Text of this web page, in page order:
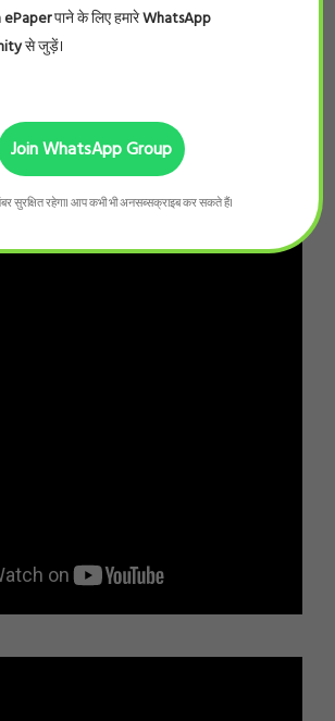
पाने के लिए हमारेWhatsApp
से जुड़ें।
Join WhatsApp Group
सुरक्षित रहेगा। आप कभी भी अनसब्सक्राइब कर सकते हैं।